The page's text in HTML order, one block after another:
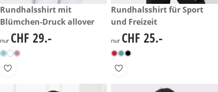
CHF 29.-
Rundhalsshirt mit
Blümchen-Druck allover
CHF 29.-
nur CHF 29.-
CHF 25.-
Rundhalsshirt für Sport
und Freizeit
CHF 25.-
nur CHF 25.-